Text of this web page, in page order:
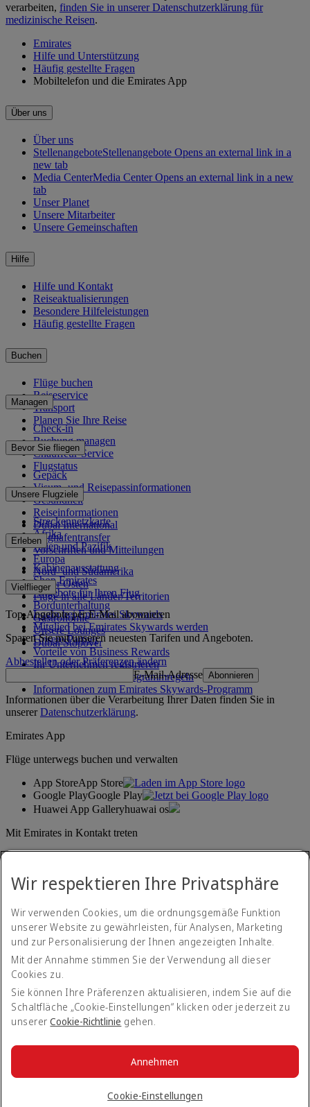
verarbeiten, finden Sie in unserer Datenschutzerklärung für
medizinische Reisen.
Emirates
Hilfe und Unterstützung
Häufig gestellte Fragen
Mobiltelefon und die Emirates App
Über uns
Über uns
StellenangeboteStellenangebote Opens an external link in a
new tab
Media CenterMedia Center Opens an external link in a new
tab
Unser Planet
Unsere Mitarbeiter
Unsere Gemeinschaften
Hilfe
Hilfe und Kontakt
Reiseaktualisierungen
Besondere Hilfeleistungen
Häufig gestellte Fragen
Buchen
Flüge buchen
Reiseservice
Transport
Planen Sie Ihre Reise
Managen
Check-in
Buchung managen
Chauffeur-Service
Flugstatus
Bevor Sie fliegen
Gepäck
Visum- und Reisepassinformationen
Gesundheit
Reiseinformationen
Dubai International
Flughafentransfer
Vorschriften und Mitteilungen
Unsere Flugziele
Streckennetzkarte
Afrika
Asien und Pazifik
Europa
Nord- und Südamerika
Naher Osten
Flüge in alle Länder/Territorien
Erleben
Kabinenausstattung
Shop Emirates
Angebote für Ihren Flug
Bordunterhaltung
Gastronomie
Unsere Lounges
Dubai Stopover
Vielflieger
Login bei Emirates Skywards
Mitglied bei Emirates Skywards werden
Unsere Partner
Vorteile von Business Rewards
Ihr Unternehmen registrieren
Emirates Skywards-Programmregeln
Informationen zum Emirates Skywards-Programm
Top-Angebote per E-Mail abonnieren
Sparen Sie mit unseren neuesten Tarifen und Angeboten.
Abbestellen oder Präferenzen ändern
E-Mail-Adresse Abonnieren
Informationen über die Verarbeitung Ihrer Daten finden Sie in
unsererDatenschutzerklärung.
Emirates App
Flüge unterwegs buchen und verwalten
App StoreApp Store
Google PlayGoogle Play
Huawei App Galleryhuawai os
Mit Emirates in Kontakt treten
Erklärung zur Barrierefreiheit
Kontakt
Datenschutzerklärung
Geschäftsbedingungen
Cookie-Richtlinien
© 2026 The Emirates Group. Alle Rechte vorbehalten.
Wir respektieren Ihre Privatsphäre
Wir verwenden Cookies, um die ordnungsgemäße Funktion
unserer Website zu gewährleisten, für Analysen, Marketing
und zur Personalisierung der Ihnen angezeigten Inhalte.
Mit der Annahme stimmen Sie der Verwendung all dieser
Cookies zu.
Sie können Ihre Präferenzen aktualisieren, indem Sie auf die
Schaltfläche „Cookie-Einstellungen“ klicken oder jederzeit zu
unsererCookie-Richtlinie gehen.
Cookie-Einstellungen
Annehmen